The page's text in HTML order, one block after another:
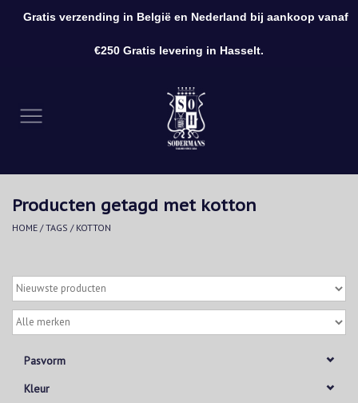
Kleding
Accessoires
Producten getagd met kotton
HOME /TAGS / KOTTON
Pasvorm
Kleur
Gratis verzending in België en Nederland bij aankoop vanaf
€250 Gratis levering in Hasselt.